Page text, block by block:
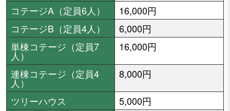
コテージA（定員6人）
16,000円
コテージB（定員4人）
6,000円
単棟コテージ（定員7
人）
16,000円
連棟コテージ（定員4
人）
8,000円
ツリーハウス
5,000円